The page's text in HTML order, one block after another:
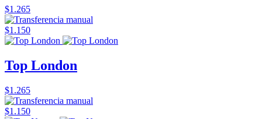
$1.265
$1.150
Top London
$1.265
$1.150